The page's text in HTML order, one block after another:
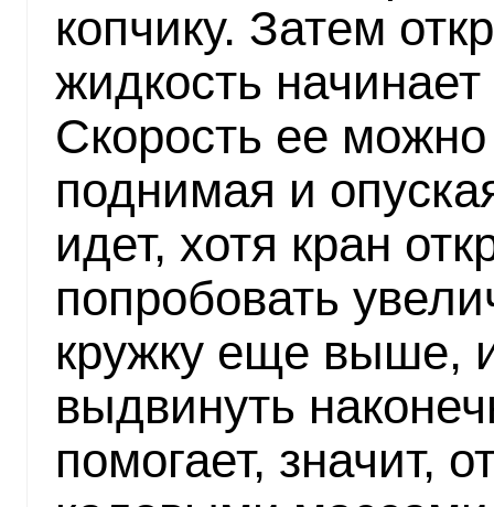
копчику. Затем
жидкость
Скорость ее можно
поднимая и
идет, хотя кран
попробовать
кружку еще выше,
выдвинуть
помогает, значит,